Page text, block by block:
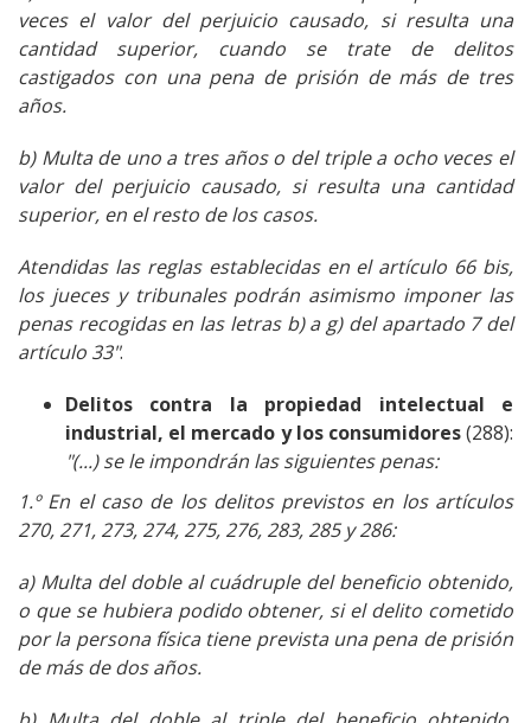
veces el valor del perjuicio causado, si resulta una
cantidad superior, cuando se trate de delitos
castigados con una pena de prisión de más de tres
años.
b) Multa de uno a tres años o del triple a ocho veces el
valor del perjuicio causado, si resulta una cantidad
superior, en el resto de los casos.
Atendidas las reglas establecidas en el artículo 66 bis,
los jueces y tribunales podrán asimismo imponer las
penas recogidas en las letras b) a g) del apartado 7 del
artículo 33".
Delitos contra la propiedad intelectual e
industrial, el mercado y los consumidores(288):
"(...) se le impondrán las siguientes penas:
1.º En el caso de los delitos previstos en los artículos
270, 271, 273, 274, 275, 276, 283, 285 y 286:
a) Multa del doble al cuádruple del beneficio obtenido,
o que se hubiera podido obtener, si el delito cometido
por la persona física tiene prevista una pena de prisión
de más de dos años.